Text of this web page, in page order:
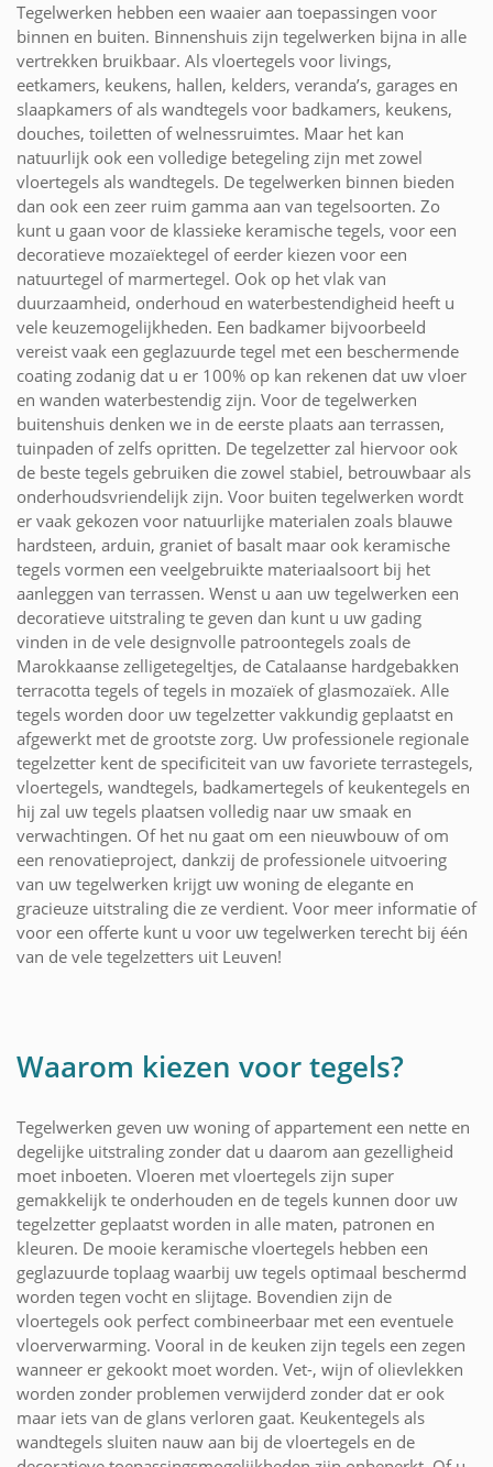
Tegelwerken hebben een waaier aan toepassingen voor
binnen en buiten. Binnenshuis zijn tegelwerken bijna in alle
vertrekken bruikbaar. Als vloertegels voor livings,
eetkamers, keukens, hallen, kelders, veranda’s, garages en
slaapkamers of als wandtegels voor badkamers, keukens,
douches, toiletten of welnessruimtes. Maar het kan
natuurlijk ook een volledige betegeling zijn met zowel
vloertegels als wandtegels. De tegelwerken binnen bieden
dan ook een zeer ruim gamma aan van tegelsoorten. Zo
kunt u gaan voor de klassieke keramische tegels, voor een
decoratieve mozaïektegel of eerder kiezen voor een
natuurtegel of marmertegel. Ook op het vlak van
duurzaamheid, onderhoud en waterbestendigheid heeft u
vele keuzemogelijkheden. Een badkamer bijvoorbeeld
vereist vaak een geglazuurde tegel met een beschermende
coating zodanig dat u er 100% op kan rekenen dat uw vloer
en wanden waterbestendig zijn. Voor de tegelwerken
buitenshuis denken we in de eerste plaats aan terrassen,
tuinpaden of zelfs opritten. De tegelzetter zal hiervoor ook
de beste tegels gebruiken die zowel stabiel, betrouwbaar als
onderhoudsvriendelijk zijn. Voor buiten tegelwerken wordt
er vaak gekozen voor natuurlijke materialen zoals blauwe
hardsteen, arduin, graniet of basalt maar ook keramische
tegels vormen een veelgebruikte materiaalsoort bij het
aanleggen van terrassen. Wenst u aan uw tegelwerken een
decoratieve uitstraling te geven dan kunt u uw gading
vinden in de vele designvolle patroontegels zoals de
Marokkaanse zelligetegeltjes, de Catalaanse hardgebakken
terracotta tegels of tegels in mozaïek of glasmozaïek. Alle
tegels worden door uw tegelzetter vakkundig geplaatst en
afgewerkt met de grootste zorg. Uw professionele regionale
tegelzetter kent de specificiteit van uw favoriete terrastegels,
vloertegels, wandtegels, badkamertegels of keukentegels en
hij zal uw tegels plaatsen volledig naar uw smaak en
verwachtingen. Of het nu gaat om een nieuwbouw of om
een renovatieproject, dankzij de professionele uitvoering
van uw tegelwerken krijgt uw woning de elegante en
gracieuze uitstraling die ze verdient. Voor meer informatie of
voor een offerte kunt u voor uw tegelwerken terecht bij één
van de vele tegelzetters uit Leuven!
Waarom kiezen voor tegels?
Tegelwerken geven uw woning of appartement een nette en
degelijke uitstraling zonder dat u daarom aan gezelligheid
moet inboeten. Vloeren met vloertegels zijn super
gemakkelijk te onderhouden en de tegels kunnen door uw
tegelzetter geplaatst worden in alle maten, patronen en
kleuren. De mooie keramische vloertegels hebben een
geglazuurde toplaag waarbij uw tegels optimaal beschermd
worden tegen vocht en slijtage. Bovendien zijn de
vloertegels ook perfect combineerbaar met een eventuele
vloerverwarming. Vooral in de keuken zijn tegels een zegen
wanneer er gekookt moet worden. Vet-, wijn of olievlekken
worden zonder problemen verwijderd zonder dat er ook
maar iets van de glans verloren gaat. Keukentegels als
wandtegels sluiten nauw aan bij de vloertegels en de